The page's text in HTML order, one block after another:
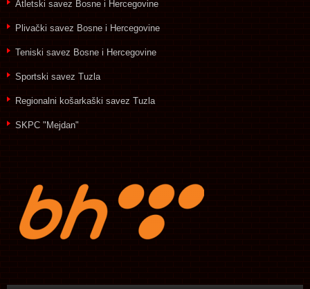
Atletski savez Bosne i Hercegovine
Plivački savez Bosne i Hercegovine
Teniski savez Bosne i Hercegovine
Sportski savez Tuzla
Regionalni košarkaški savez Tuzla
SKPC "Mejdan"